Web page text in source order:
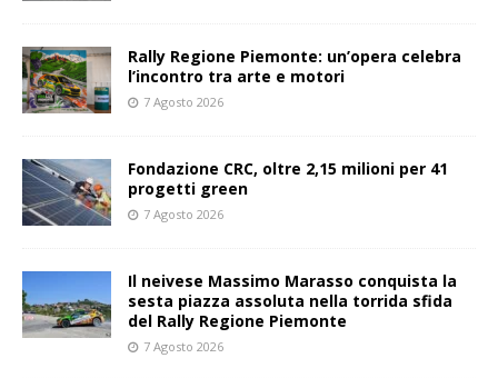
Rally Regione Piemonte: un’opera celebra
l’incontro tra arte e motori
7 Agosto 2026
Fondazione CRC, oltre 2,15 milioni per 41
progetti green
7 Agosto 2026
Il neivese Massimo Marasso conquista la
sesta piazza assoluta nella torrida sfida
del Rally Regione Piemonte
7 Agosto 2026